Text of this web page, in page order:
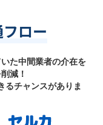
ロー
た中間業者の介在を
減！
るチャンスがありま